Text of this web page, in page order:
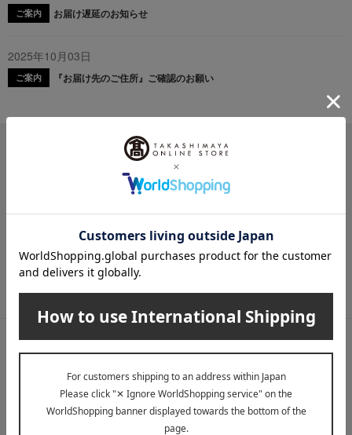
ご案内 お届け遅延のお知らせ
2025年10月03日
ご案内 『お届け先のご住所』ご確認のお願い
メールマガジン
送料無料クーポンやキャンペーン、新着・SALE・おすすめ商品な
ど、「高島屋オンラインストア」のお得＆うれしい情報をお届けい
メールマガジンについて詳しく見る
LINE公式アカウント
高島屋オンラインストアLINE公式アカウントでは百貨店ならではの